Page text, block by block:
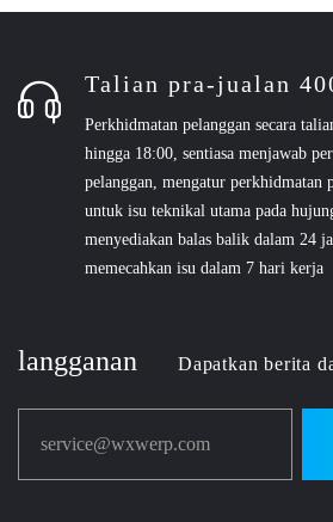
Talian pra-jualan
Perkhidmatan pelanggan secara
hingga 18:00, sentiasa menjawab
pelanggan, mengatur perkhidmatan
untuk isu teknikal utama pada
menyediakan balas balik dalam 24
memecahkan isu dalam 7 hari kerja
langganan Dapatkan berita
service@wxwerp.com